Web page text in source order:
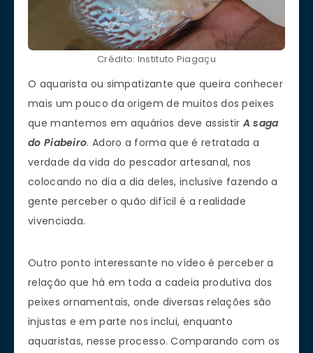
Crédito: Instituto Piagaçu
O aquarista ou simpatizante que queira conhecer
mais um pouco da origem de muitos dos peixes
que mantemos em aquários deve assistir A saga
do Piabeiro. Adoro a forma que é retratada a
verdade da vida do pescador artesanal, nos
colocando no dia a dia deles, inclusive fazendo a
gente perceber o quão difícil é a realidade
vivenciada.
Outro ponto interessante no vídeo é perceber a
relação que há em toda a cadeia produtiva dos
peixes ornamentais, onde diversas relações são
injustas e em parte nos inclui, enquanto
aquaristas, nesse processo. Comparando com os